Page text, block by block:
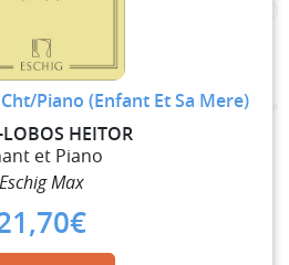
Piano (Enfant Et Sa Mere)
HEITOR
et Piano
Eschig Max
€